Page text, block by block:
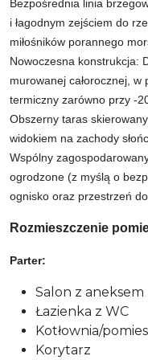
Bezpośrednia linia
i łagodnym zejściem do
miłośników porannego
Nowoczesna konstrukcja:
murowanej całorocznej, w
termiczny zarówno przy -
Obszerny taras
widokiem na zachody
Wspólny
ogrodzone (z myślą o
ognisko oraz przestrzeń
Rozmieszczenie
Parter:
Salon z
Łazienka z WC
Kotłownia/
Korytarz